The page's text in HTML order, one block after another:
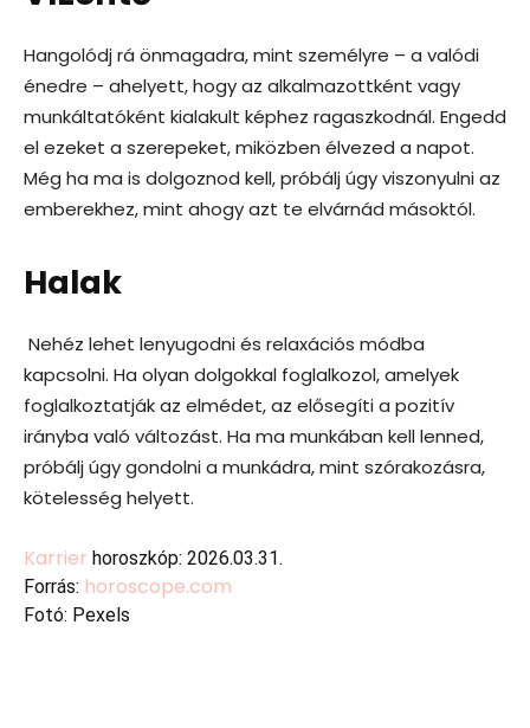
Hangolódj rá önmagadra, mint személyre – a valódi
énedre – ahelyett, hogy az alkalmazottként vagy
munkáltatóként kialakult képhez ragaszkodnál. Engedd
el ezeket a szerepeket, miközben élvezed a napot.
Még ha ma is dolgoznod kell, próbálj úgy viszonyulni az
emberekhez, mint ahogy azt te elvárnád másoktól.
Halak
Nehéz lehet lenyugodni és relaxációs módba
kapcsolni. Ha olyan dolgokkal foglalkozol, amelyek
foglalkoztatják az elmédet, az elősegíti a pozitív
irányba való változást. Ha ma munkában kell lenned,
próbálj úgy gondolni a munkádra, mint szórakozásra,
kötelesség helyett.
Karrier horoszkóp: 2026.03.31.
Forrás: horoscope.com
Fotó: Pexels